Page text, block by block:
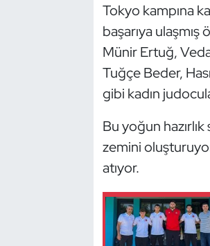
Tokyo kampına
başarıya ulaşmış
Münir Ertuğ,
Tuğçe Beder,
gibi kadın
Bu yoğun
zemini
atıyor.
Modern Pentatlon
Motor Sporları